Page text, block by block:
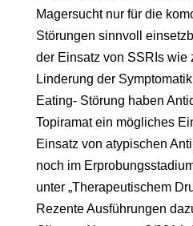
Magersucht nur für die
Störungen sinnvoll
der Einsatz von SSRIs wie
Linderung der
Eating- Störung haben
Topiramat ein mögliches
Einsatz von atypischen
noch im
unter „Therapeutischem
Rezente Ausführungen